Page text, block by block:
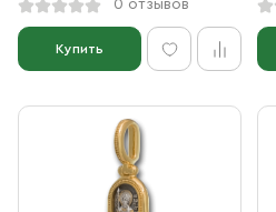
0 отзывов
Купить